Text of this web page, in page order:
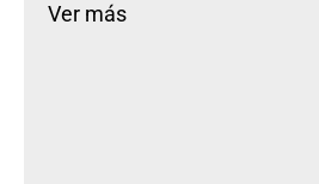
Ver más